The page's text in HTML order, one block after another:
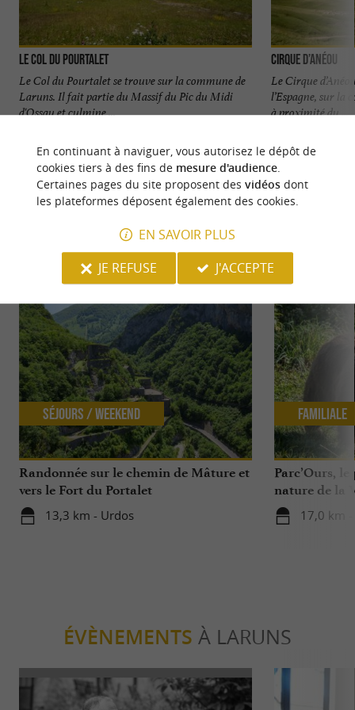
Le Col du Pourtalet
Le Col du Pourtalet se trouve sur la commune de
Laruns. Il fait partie du Massif du Pic du Midi
d'Ossau et culmine ...
103 m - Laruns
Cirque d’Anéou
Le Cirque
l’Espagne, sur la
à proximité du ...
1,6 km -
NOUS AVONS TESTÉ POUR VOUS
Randonnée sur le chemin de Mâture et
vers le Fort du Portalet
13,3 km - Urdos
Séjours / Weekend
Parc’Ours,
nature de la
17,0 km
Familiale
ÉVÈNEMENTS À LARUNS
En continuant à naviguer, vous autorisez le dépôt de
cookies tiers à des fins de mesure d'audience.
Certaines pages du site proposent des vidéosdont
les plateformes déposent également des cookies.
EN SAVOIR PLUS
JE REFUSE
J'ACCEPTE